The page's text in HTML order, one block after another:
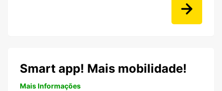
Smart app! Mais mobilidade!
Mais Informações